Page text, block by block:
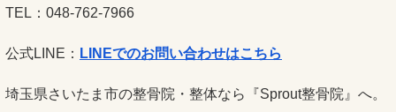
TEL：048-762-7966
公式LINE： LINEでのお問い合わせはこちら
埼玉県さいたま市の整骨院・整体なら『Sprout整骨院』へ。